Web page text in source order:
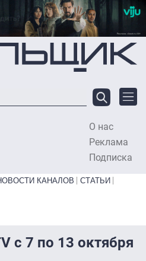
О нас
Реклама
Подписка
КАНАЛОВ
СТАТЬИ
с 7 по 13 октября